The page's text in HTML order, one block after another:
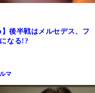
】後半戦はメルセデス、フ
なる!?
マ